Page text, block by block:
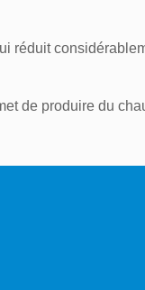
réduit
de produire du